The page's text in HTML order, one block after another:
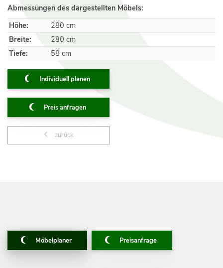
Abmessungen des dargestellten Möbels:
Höhe:
280 cm
Breite:
280 cm
Tiefe:
58 cm
Individuell planen
Preis anfragen
zurück
Möbelplaner Preisanfrage